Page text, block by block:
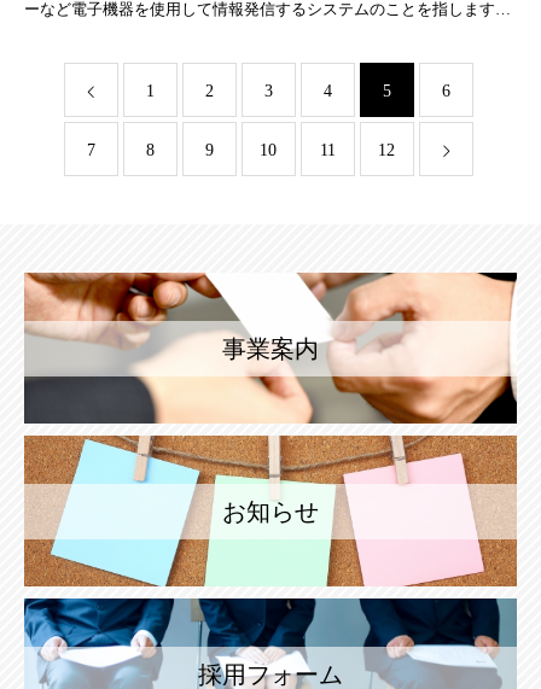
ーなど電子機器を使用して情報発信するシステムのことを指します📺
1 2 3 4 5 6
7 8 9 10 11 12
事業案内
お知らせ
採用フォーム